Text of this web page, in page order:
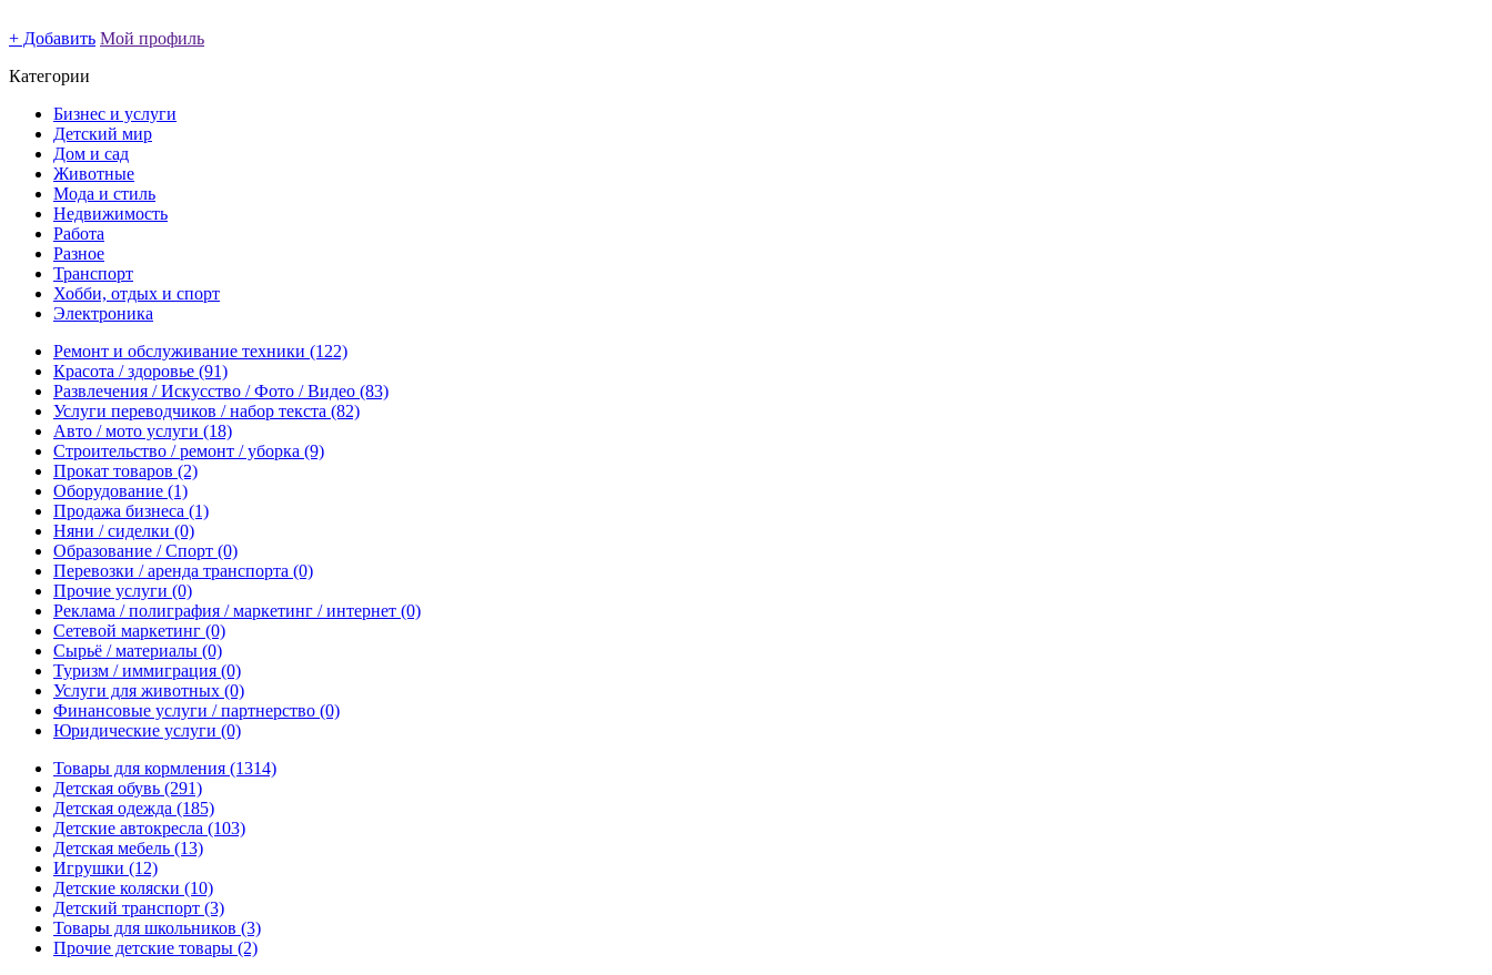
+ Добавить Мой профиль
Категории
Бизнес и услуги
Детский мир
Дом и сад
Животные
Мода и стиль
Недвижимость
Работа
Разное
Транспорт
Хобби, отдых и спорт
Электроника
Ремонт и обслуживание техники (122)
Красота / здоровье (91)
Развлечения / Искусство / Фото / Видео (83)
Услуги переводчиков / набор текста (82)
Авто / мото услуги (18)
Строительство / ремонт / уборка (9)
Прокат товаров (2)
Оборудование (1)
Продажа бизнеса (1)
Няни / сиделки (0)
Образование / Спорт (0)
Перевозки / аренда транспорта (0)
Прочие услуги (0)
Реклама / полиграфия / маркетинг / интернет (0)
Сетевой маркетинг (0)
Сырьё / материалы (0)
Туризм / иммиграция (0)
Услуги для животных (0)
Финансовые услуги / партнерство (0)
Юридические услуги (0)
Товары для кормления (1314)
Детская обувь (291)
Детская одежда (185)
Детские автокресла (103)
Детская мебель (13)
Игрушки (12)
Детские коляски (10)
Детский транспорт (3)
Товары для школьников (3)
Прочие детские товары (2)